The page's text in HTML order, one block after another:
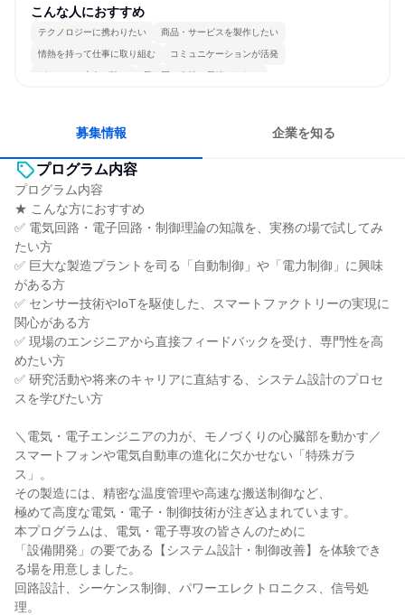
界研究]、仕事体験）
こんな人におすすめ
テクノロジーに携わりたい 商品・サービスを製作したい
情熱を持って仕事に取り組む コミュニケーションが活発
グローバル志向が強い 長く同じ会社に居続けられる
募集情報 企業を知る
プログラム内容
プログラム内容
★ こんな方におすすめ
✅ 電気回路・電子回路・制御理論の知識を、実務の場で試してみ
たい方
✅ 巨大な製造プラントを司る「自動制御」や「電力制御」に興味
がある方
✅ センサー技術やIoTを駆使した、スマートファクトリーの実現に
関心がある方
✅ 現場のエンジニアから直接フィードバックを受け、専門性を高
めたい方
✅ 研究活動や将来のキャリアに直結する、システム設計のプロセ
スを学びたい方
＼電気・電子エンジニアの力が、モノづくりの心臓部を動かす／
スマートフォンや電気自動車の進化に欠かせない「特殊ガラ
ス」。
その製造には、精密な温度管理や高速な搬送制御など、
極めて高度な電気・電子・制御技術が注ぎ込まれています。
本プログラムは、電気・電子専攻の皆さんのために
「設備開発」の要である【システム設計・制御改善】を体験でき
る場を用意しました。
回路設計、シーケンス制御、パワーエレクトロニクス、信号処
理。